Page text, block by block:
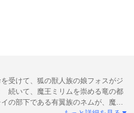
受けて、狐の獣人族の娘フォスがジ
続いて、魔王ミリムを崇める竜の都
の部下である有翼族のネムが、魔物